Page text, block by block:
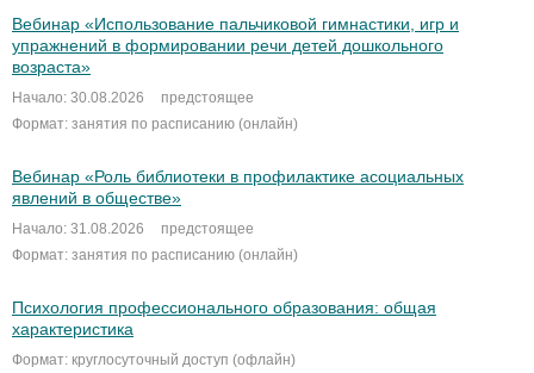
Вебинар «Использование пальчиковой гимнастики, игр и
упражнений в формировании речи детей дошкольного
возраста»
Начало: 30.08.2026
предстоящее
Формат: занятия по расписанию (онлайн)
Вебинар «Роль библиотеки в профилактике асоциальных
явлений в обществе»
Начало: 31.08.2026
предстоящее
Формат: занятия по расписанию (онлайн)
Психология профессионального образования: общая
характеристика
Формат: круглосуточный доступ (офлайн)